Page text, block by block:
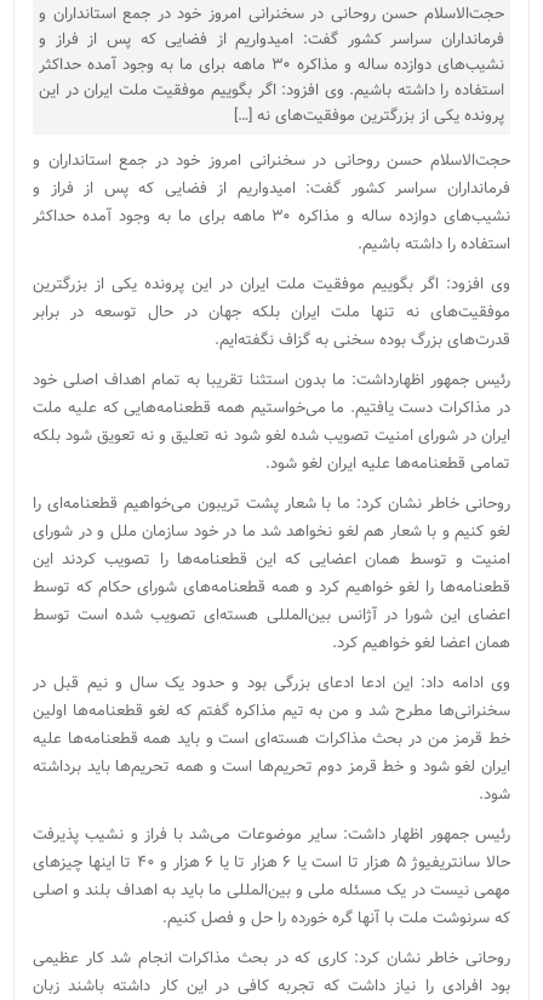
حجت‌الاسلام حسن روحانی در سخنرانی امروز خود در جمع استانداران و
فرمانداران سراسر کشور گفت: امیدواریم از فضایی که پس از فراز و
نشیب‌های دوازده ساله و مذاکره ۳۰ ماهه برای ما به وجود آمده حداکثر
استفاده را داشته باشیم. وی افزود: اگر بگوییم موفقیت ملت ایران در این
پرونده یکی از بزرگترین موفقیت‌های نه […]
حجت‌الاسلام حسن روحانی در سخنرانی امروز خود در جمع استانداران و
فرمانداران سراسر کشور گفت: امیدواریم از فضایی که پس از فراز و
نشیب‌های دوازده ساله و مذاکره ۳۰ ماهه برای ما به وجود آمده حداکثر
استفاده را داشته باشیم.
وی افزود: اگر بگوییم موفقیت ملت ایران در این پرونده یکی از بزرگترین
موفقیت‌های نه تنها ملت ایران بلکه جهان در حال توسعه در برابر
قدرت‌های بزرگ بوده سخنی به گزاف نگفته‌ایم.
رئیس جمهور اظهارداشت: ما بدون استثنا تقریبا به تمام اهداف اصلی خود
در مذاکرات دست یافتیم. ما می‌خواستیم همه قطعنامه‌هایی که علیه ملت
ایران در شورای امنیت تصویب شده لغو شود نه تعلیق و نه تعویق شود بلکه
تمامی قطعنامه‌ها علیه ایران لغو شود.
روحانی خاطر نشان کرد: ما با شعار پشت تریبون می‌خواهیم قطعنامه‌ای را
لغو کنیم و با شعار هم لغو نخواهد شد ما در خود سازمان ملل و در شورای
امنیت و توسط همان اعضایی که این قطعنامه‌ها را تصویب کردند این
قطعنامه‌ها را لغو خواهیم کرد و همه قطعنامه‌های شورای حکام که توسط
اعضای این شورا در آژانس بین‌المللی هسته‌ای تصویب شده است توسط
همان اعضا لغو خواهیم کرد.
وی ادامه داد: این ادعا ادعای بزرگی بود و حدود یک سال و نیم قبل در
سخنرانی‌ها مطرح شد و من به تیم مذاکره گفتم که لغو قطعنامه‌ها اولین
خط قرمز من در بحث مذاکرات هسته‌ای است و باید همه قطعنامه‌ها علیه
ایران لغو شود و خط قرمز دوم تحریم‌ها است و همه تحریم‌ها باید برداشته
شود.
رئیس جمهور اظهار داشت: سایر موضوعات می‌شد با فراز و نشیب پذیرفت
حالا سانتریفیوژ ۵ هزار تا است یا ۶ هزار تا یا ۶ هزار و ۴۰ تا اینها چیزهای
مهمی نیست در یک مسئله ملی و بین‌المللی ما باید به اهداف بلند و اصلی
که سرنوشت ملت با آنها گره خورده را حل و فصل کنیم.
روحانی خاطر نشان کرد: کاری که در بحث مذاکرات انجام شد کار عظیمی
بود افرادی را نیاز داشت که تجربه کافی در این کار داشته باشند زبان